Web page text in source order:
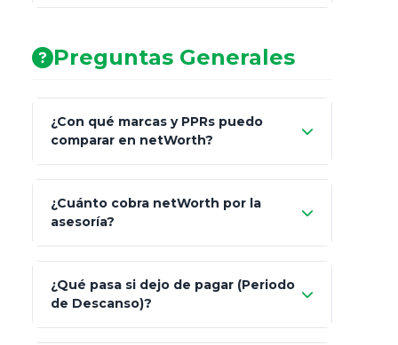
AA (Muy Fuerte)
Preguntas Generales
¿Con qué marcas y PPRs puedo
comparar en netWorth?
¿Cuánto cobra netWorth por la
asesoría?
¿Qué pasa si dejo de pagar (Periodo
de Descanso)?